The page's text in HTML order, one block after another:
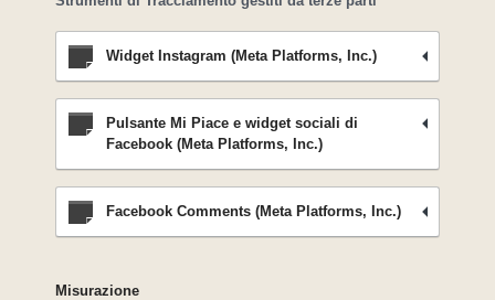
Widget Instagram (Meta Platforms, Inc.)
Pulsante Mi Piace e widget sociali di
Facebook (Meta Platforms, Inc.)
Facebook Comments (Meta Platforms, Inc.)
Misurazione